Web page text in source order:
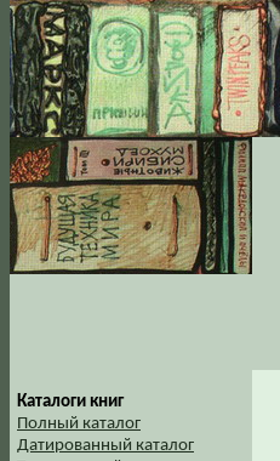
Каталоги книг
Полный каталог
Датированный каталог